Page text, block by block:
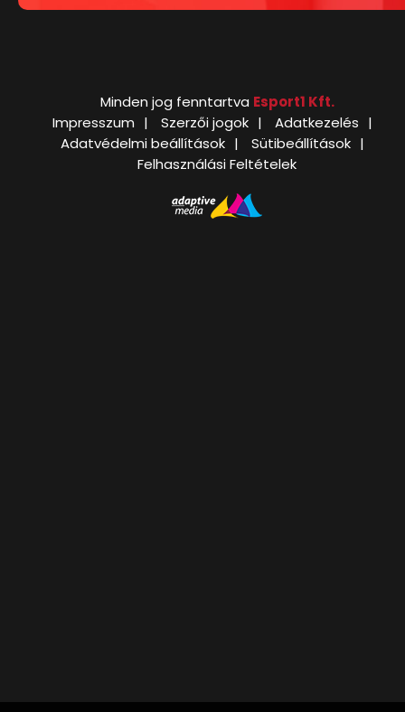
Minden jog fenntartva Esport1 Kft.
Impresszum
Szerzői jogok
Adatkezelés
Adatvédelmi beállítások
Sütibeállítások
Felhasználási Feltételek